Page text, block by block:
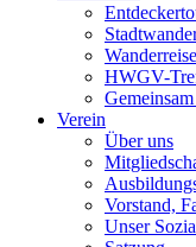
HWGV-
Verein
Über uns
Vorstand,
Unser